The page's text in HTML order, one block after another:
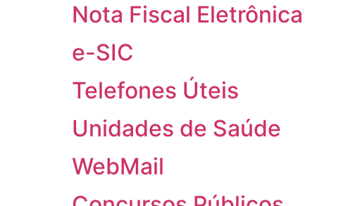
Nota Fiscal Eletrônica
e-SIC
Telefones Úteis
Unidades de Saúde
WebMail